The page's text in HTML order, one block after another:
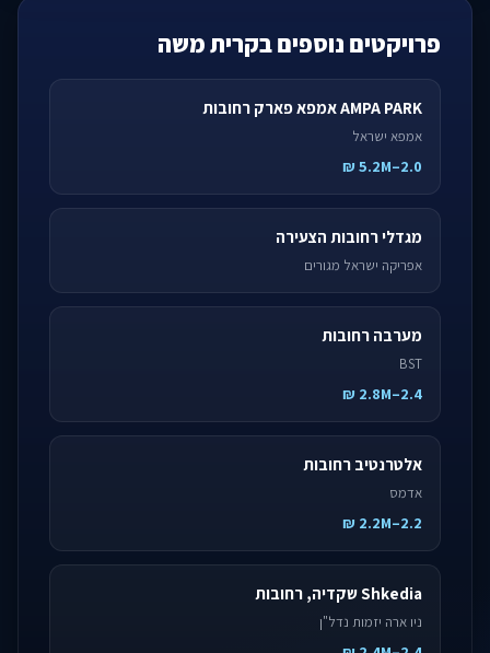
פרויקטים נוספים בקרית משה
AMPA PARK אמפא פארק רחובות
אמפא ישראל
2.0–5.2M ₪
מגדלי רחובות הצעירה
אפריקה ישראל מגורים
מערבה רחובות
BST
2.4–2.8M ₪
אלטרנטיב רחובות
אדמס
2.2–2.2M ₪
Shkedia שקדיה, רחובות
ניו ארה יזמות נדל"ן